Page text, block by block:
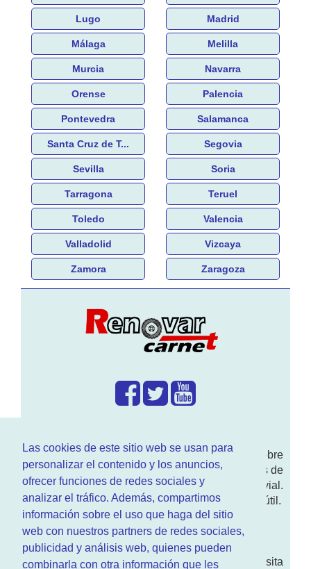
Las cookies de este sitio web se usan para
personalizar el contenido y los anuncios,
ofrecer funciones de redes sociales y
analizar el tráfico. Además, compartimos
información sobre el uso que haga del sitio
web con nuestros partners de redes sociales,
publicidad y análisis web, quienes pueden
combinarla con otra información que les
Lugo Madrid
Málaga Melilla
Murcia Navarra
Orense Palencia
Pontevedra Salamanca
Santa Cruz de T... Segovia
Sevilla Soria
Tarragona Teruel
Toledo Valencia
Valladolid Vizcaya
Zamora Zaragoza
Enwww.RenovarCarnet.comTe contamos sobre
larenovación del permisode conducir, noticias de
actualidad motor y sobre todo seguridad vial.
Ademas tenemos todo tipo de información DGT útil.
¿Quienes somos?
Quieres saber quien mantiene la pagina, visita